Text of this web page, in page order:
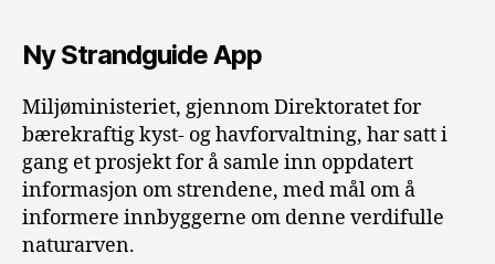
Ny Strandguide App
Miljøministeriet, gjennom Direktoratet for
bærekraftig kyst- og havforvaltning, har satt i
gang et prosjekt for å samle inn oppdatert
informasjon om strendene, med mål om å
informere innbyggerne om denne verdifulle
naturarven.